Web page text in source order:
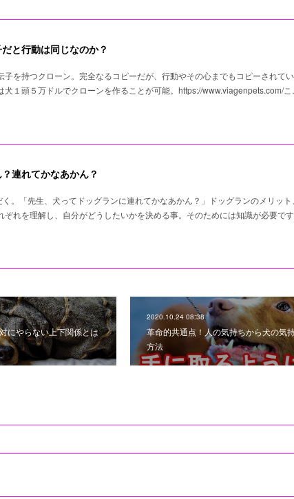
と行動は同じなのか？
持つクローン。完全なるコピーだが、行動やその心までもコピーされて
犬１頭５万ドルでクローンを作ることが可能。https://www.viagenpets.com/
連れてかなあかん？
「先生、犬ってドッグランに連れてかなあかん？」ドッグランのメリット、
ぞれを理解し、自分がどうしたいかを決める事。そのためには知識が必要で
にやらない上下関係とは
2020.10.24 08:38
革命的共通点！人の気持ちから犬の気
方法